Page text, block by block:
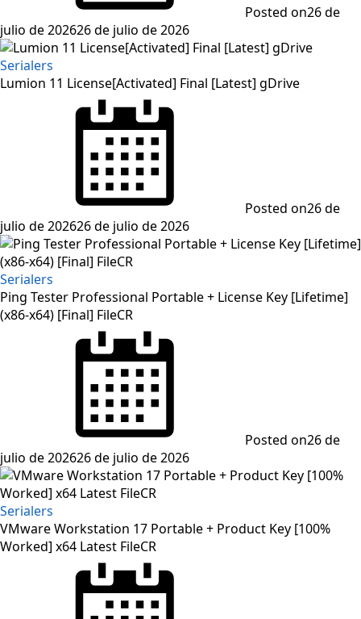
Posted on26 de
julio de 202626 de julio de 2026
Serialers
Lumion 11 License[Activated] Final [Latest] gDrive
Posted on26 de
julio de 202626 de julio de 2026
Serialers
Ping Tester Professional Portable + License Key [Lifetime]
(x86-x64) [Final] FileCR
Posted on26 de
julio de 202626 de julio de 2026
Serialers
VMware Workstation 17 Portable + Product Key [100%
Worked] x64 Latest FileCR